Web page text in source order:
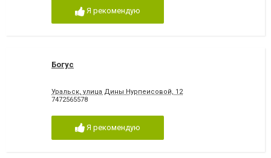
Я рекомендую
Богус
Уральск, улица Дины Нурпеисовой, 12
7472565578
Я рекомендую